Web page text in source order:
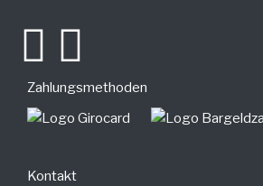
Zahlungsmethoden
Kontakt